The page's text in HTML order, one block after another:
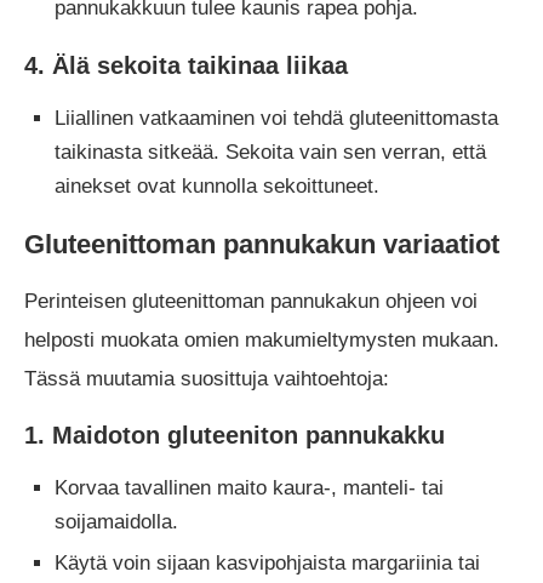
pannukakkuun tulee kaunis rapea pohja.
4. Älä sekoita taikinaa liikaa
Liiallinen vatkaaminen voi tehdä gluteenittomasta
taikinasta sitkeää. Sekoita vain sen verran, että
ainekset ovat kunnolla sekoittuneet.
Gluteenittoman pannukakun variaatiot
Perinteisen gluteenittoman pannukakun ohjeen voi
helposti muokata omien makumieltymysten mukaan.
Tässä muutamia suosittuja vaihtoehtoja:
1. Maidoton gluteeniton pannukakku
Korvaa tavallinen maito kaura-, manteli- tai
soijamaidolla.
Käytä voin sijaan kasvipohjaista margariinia tai